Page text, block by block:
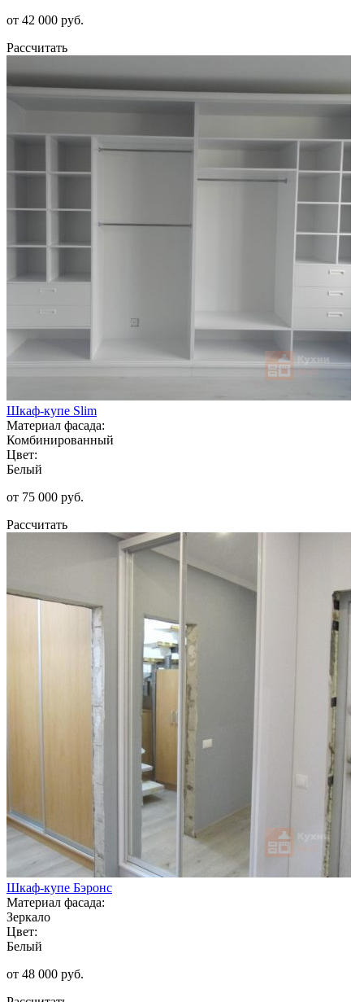
от 42 000 руб.
Рассчитать
Шкаф-купе Slim
Материал фасада:
Комбинированный
Цвет:
Белый
от 75 000 руб.
Рассчитать
Шкаф-купе Бэронс
Материал фасада:
Зеркало
Цвет:
Белый
от 48 000 руб.